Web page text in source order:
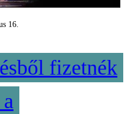
16.
fizetnék